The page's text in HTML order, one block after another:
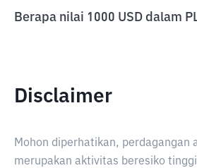
Berapa nilai 1000 USD dalam
Disclaimer
Mohon diperhatikan, perdagangan
merupakan aktivitas beresiko